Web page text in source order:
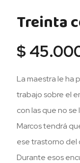
Treinta
$
La maestra le ha
trabajo sobre el
con las que no
Marcos tendrá
ese trastorno del
Durante esos